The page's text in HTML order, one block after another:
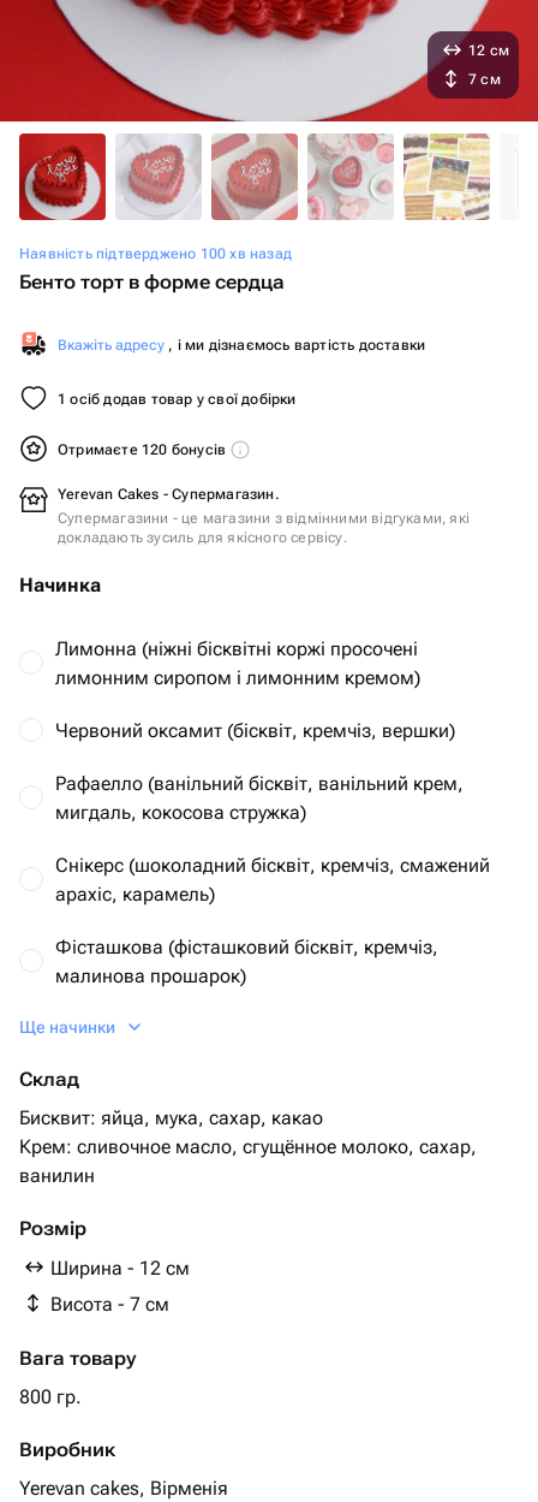
Наявність підтверджено 100 хв назад
Бенто торт в форме сердца
Вкажіть адресу , і ми дізнаємось вартість доставки
1 осіб додав товар у свої добірки
Отримаєте 120 бонусів
Yerevan Cakes - Супермагазин.
Супермагазини - це магазини з відмінними відгуками, які
докладають зусиль для якісного сервісу.
Начинка
Лимонна (ніжні бісквітні коржі просочені
лимонним сиропом і лимонним кремом)
Червоний оксамит (бісквіт, кремчіз, вершки)
Рафаелло (ванільний бісквіт, ванільний крем,
мигдаль, кокосова стружка)
Снікерс (шоколадний бісквіт, кремчіз, смажений
арахіс, карамель)
Фісташкова (фісташковий бісквіт, кремчіз,
малинова прошарок)
Шоколадна (шоколадний бісквіт, шоколадний
Ванільна (ванільний бісквіт, ванільний крем,
полуниця або банан)
Ще начинки
Склад
Бисквит: яйца, мука, сахар, какао
Крем: сливочное масло, сгущённое молоко, сахар,
ванилин
Розмір
Ширина - 12 см
Висота - 7 см
Вага товару
800 гр.
Виробник
Yerevan cakes, Вірменія
12 см
7 см